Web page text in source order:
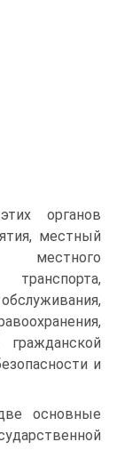
органов
местный
гражданской
и
основные